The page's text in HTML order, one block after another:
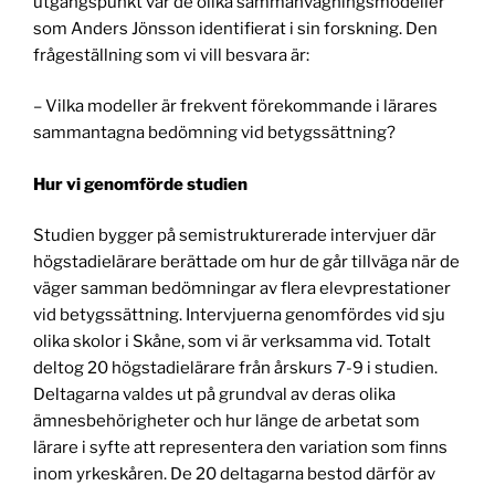
som Anders Jönsson identifierat i sin forskning. Den
frågeställning som vi vill besvara är:
– Vilka modeller är frekvent förekommande i lärares
sammantagna bedömning vid betygssättning?
Hur vi genomförde studien
Studien bygger på semistrukturerade intervjuer där
högstadielärare berättade om hur de går tillväga när de
väger samman bedömningar av flera elevprestationer
vid betygssättning. Intervjuerna genomfördes vid sju
olika skolor i Skåne, som vi är verksamma vid. Totalt
deltog 20 högstadielärare från årskurs 7-9 i studien.
Deltagarna valdes ut på grundval av deras olika
ämnesbehörigheter och hur länge de arbetat som
lärare i syfte att representera den variation som finns
inom yrkeskåren. De 20 deltagarna bestod därför av